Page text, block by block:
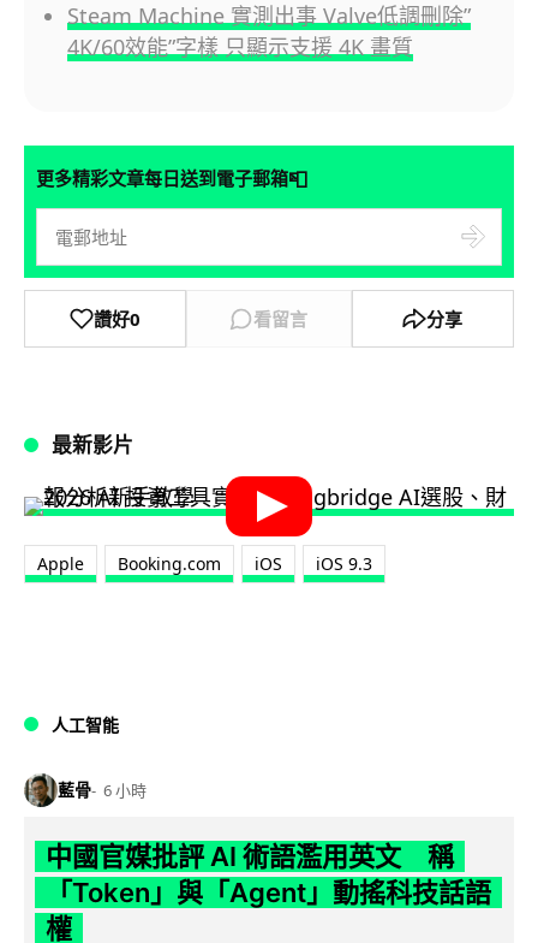
Steam Machine 實測出事 Valve低調刪除”
4K/60效能”字樣 只顯示支援 4K 畫質
更多精彩文章每日送到電子郵箱📮
讚好0 看留言 分享
最新影片
Apple Booking.com iOS iOS 9.3
人工智能
藍骨 6 小時
中國官媒批評 AI 術語濫用英文 稱
「Token」與「Agent」動搖科技話語
權